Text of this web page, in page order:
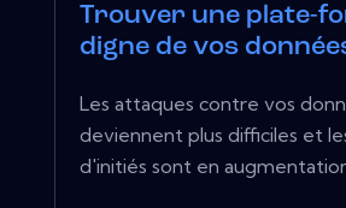
Trouver une plate-
digne de vos
Les attaques contre vos
deviennent plus difficiles et
d'initiés sont en augmentation.